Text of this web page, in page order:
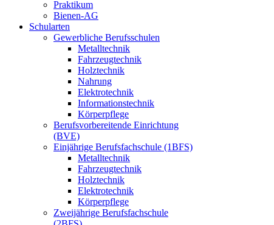
Praktikum
Bienen-AG
Schularten
Gewerbliche Berufsschulen
Metalltechnik
Fahrzeugtechnik
Holztechnik
Nahrung
Elektrotechnik
Informationstechnik
Körperpflege
Berufsvorbereitende Einrichtung
(BVE)
Einjährige Berufsfachschule (1BFS)
Metalltechnik
Fahrzeugtechnik
Holztechnik
Elektrotechnik
Körperpflege
Zweijährige Berufsfachschule